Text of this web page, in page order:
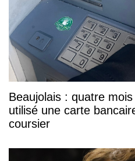
Beaujolais : quatre
utilisé une carte
coursier